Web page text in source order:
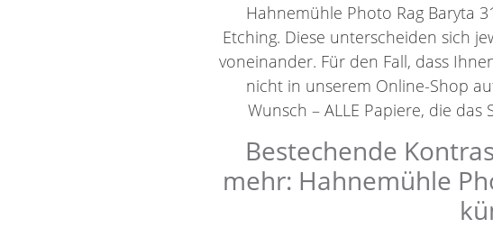
Hahnemühle Photo Rag Baryta
Etching. Diese unterscheiden sich
voneinander. Für den Fall, dass
nicht in unserem Online-Shop
Wunsch – ALLE Papiere, die
Bestechende
mehr: Hahnemühle